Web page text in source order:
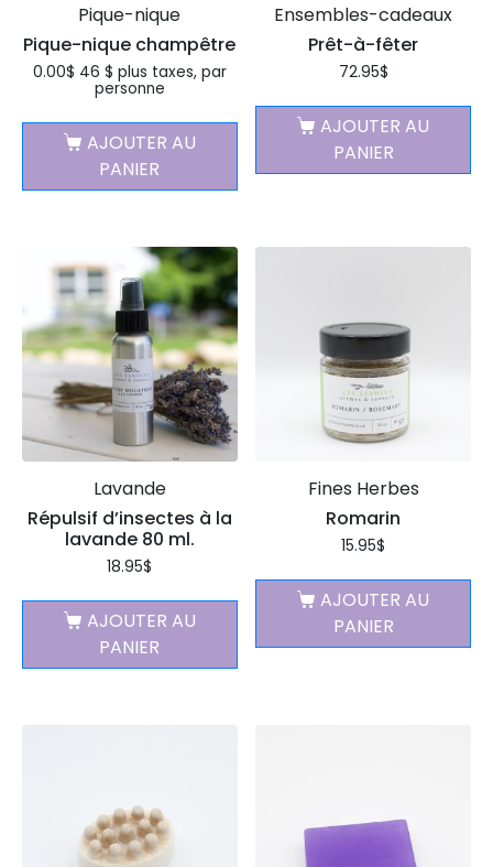
Pique-nique
Pique-nique champêtre
0.00$ 46 $ plus taxes, par
personne
AJOUTER AU
PANIER
Ensembles-cadeaux
Prêt-à-fêter
72.95$
AJOUTER AU
PANIER
Lavande
Répulsif d’insectes à la
lavande 80 ml.
18.95$
AJOUTER AU
PANIER
Fines Herbes
Romarin
15.95$
AJOUTER AU
PANIER